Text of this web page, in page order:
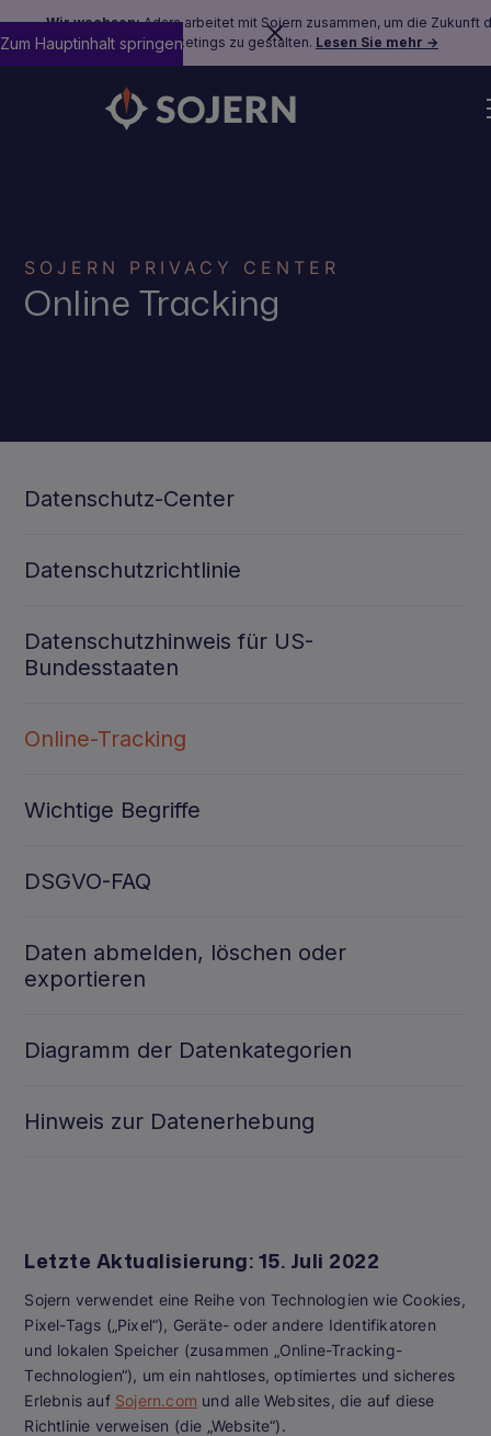
Wir wachsen:Adara arbeitet mit Sojern zusammen, um die Zukunft
Reisemarketings zu gestalten. Lesen Sie mehr →
Zum Hauptinhalt springen
SOJERN PRIVACY CENTER
Online Tracking
Datenschutz-Center
Datenschutzrichtlinie
Datenschutzhinweis für US-
Bundesstaaten
Online-Tracking
Wichtige Begriffe
DSGVO-FAQ
Daten abmelden, löschen oder
exportieren
Diagramm der Datenkategorien
Hinweis zur Datenerhebung
Letzte Aktualisierung: 15. Juli 2022
Sojern verwendet eine Reihe von Technologien wie Cookies,
Pixel-Tags („Pixel“), Geräte- oder andere Identifikatoren
und lokalen Speicher (zusammen „Online-Tracking-
Technologien“), um ein nahtloses, optimiertes und sicheres
Erlebnis auf Sojern.com und alle Websites, die auf diese
Richtlinie verweisen (die „Website“).